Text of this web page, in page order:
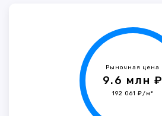
Рыночная цена
9.6 млн ₽
192 061 ₽/м²